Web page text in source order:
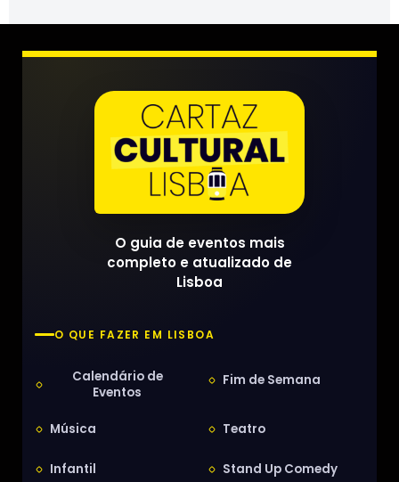
O guia de eventos mais
completo e atualizado de
Lisboa
O QUE FAZER EM LISBOA
Calendário de
Eventos
Fim de Semana
Música Teatro
Infantil Stand Up Comedy